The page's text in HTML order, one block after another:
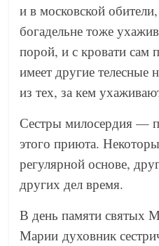
и в московской
богадельне тоже
порой, и с кровати сам
имеет другие
из тех, за кем
Сестры милосердия —
этого приюта.
регулярной основе,
других дел время.
В день памяти святых
Марии духовник